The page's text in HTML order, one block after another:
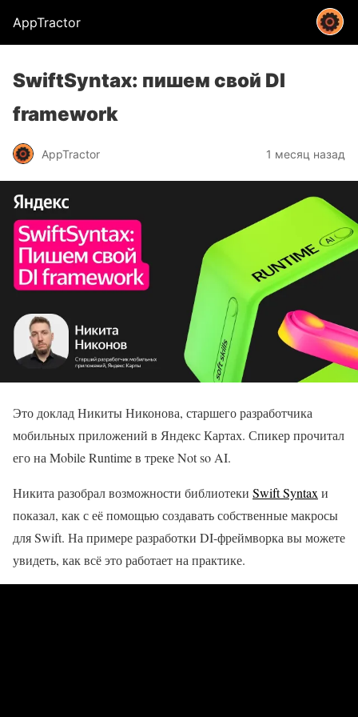
AppTractor
SwiftSyntax: пишем свой DI
framework
AppTractor 1 месяц назад
Это доклад Никиты Никонова, старшего разработчика
мобильных приложений в Яндекс Картах. Спикер прочитал
его на Mobile Runtime в треке Not so AI.
Никита разобрал возможности библиотеки Swift Syntax и
показал, как с её помощью создавать собственные макросы
для Swift. На примере разработки DI-фреймворка вы можете
увидеть, как всё это работает на практике.